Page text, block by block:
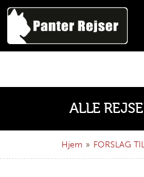
ALLE
Hjem » FORSLAG